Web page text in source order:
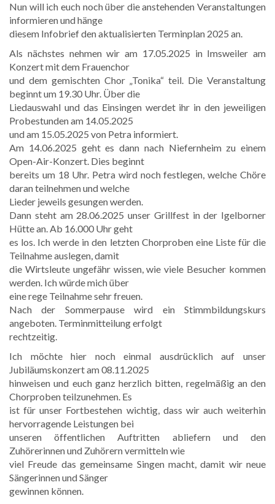
Nun will ich euch noch über die anstehenden Veranstaltungen
informieren und hänge
diesem Infobrief den aktualisierten Terminplan 2025 an.
Als nächstes nehmen wir am 17.05.2025 in Imsweiler am
Konzert mit dem Frauenchor
und dem gemischten Chor „Tonika“ teil. Die Veranstaltung
beginnt um 19.30 Uhr. Über die
Liedauswahl und das Einsingen werdet ihr in den jeweiligen
Probestunden am 14.05.2025
und am 15.05.2025 von Petra informiert.
Am 14.06.2025 geht es dann nach Niefernheim zu einem
Open-Air-Konzert. Dies beginnt
bereits um 18 Uhr. Petra wird noch festlegen, welche Chöre
daran teilnehmen und welche
Lieder jeweils gesungen werden.
Dann steht am 28.06.2025 unser Grillfest in der Igelborner
Hütte an. Ab 16.000 Uhr geht
es los. Ich werde in den letzten Chorproben eine Liste für die
Teilnahme auslegen, damit
die Wirtsleute ungefähr wissen, wie viele Besucher kommen
werden. Ich würde mich über
eine rege Teilnahme sehr freuen.
Nach der Sommerpause wird ein Stimmbildungskurs
angeboten. Terminmitteilung erfolgt
rechtzeitig.
Ich möchte hier noch einmal ausdrücklich auf unser
Jubiläumskonzert am 08.11.2025
hinweisen und euch ganz herzlich bitten, regelmäßig an den
Chorproben teilzunehmen. Es
ist für unser Fortbestehen wichtig, dass wir auch weiterhin
hervorragende Leistungen bei
unseren öffentlichen Auftritten abliefern und den
Zuhörerinnen und Zuhörern vermitteln wie
viel Freude das gemeinsame Singen macht, damit wir neue
Sängerinnen und Sänger
gewinnen können.